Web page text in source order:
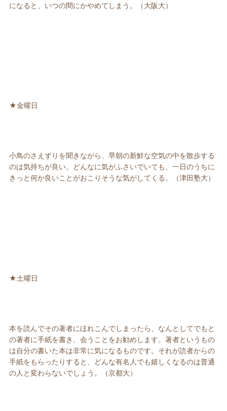
になると、いつの間にかやめてしまう。（大阪大）
★金曜日
小鳥のさえずりを聞きながら、早朝の新鮮な空気の中を散歩する
のは気持ちが良い。どんなに気がふさいでいても、一日のうちに
きっと何か良いことがおこりそうな気がしてくる。（津田塾大）
★土曜日
本を読んでその著者にほれこんでしまったら、なんとしてでもと
の著者に手紙を書き、会うことをお勧めします。著者というもの
は自分の書いた本は非常に気になるものです。それが読者からの
手紙をもらったりすると、どんな有名人でも嬉しくなるのは普通
の人と変わらないでしょう。（京都大）